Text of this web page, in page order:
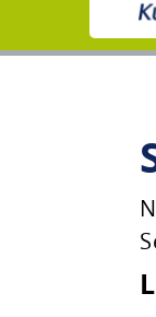
Unsere Stadt
Rathaus &